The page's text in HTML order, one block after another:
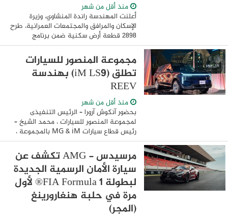
منذ أقل من شهر
أعلنت المهندسة راندة المنشاوي، وزيرة
الإسكان والمرافق والمجتمعات العمرانية، طرح
2898 قطعة أرض سكنية ضمن برنامج
“مسكن” بـ17 مدينة جديدة، وذلك من خلال
هيئة المجتمعات العمرانية الجديدة، في إطار
جهود ...
مجموعة المنصور للسيارات
تطلق (iM LS9) بهندسة
REEV
منذ أقل من شهر
بحضور آنكوش آرورا – الرئيس التنفيذى
لمجموعة المنصور للسيارات ، محمد الشيخ –
رئيس قطاع سيارات MG & iM بالمجموعة ،
محمد شيحا – رئيس قطاع التسويق بوكالة
MG& iM بالمجموعة ، وتشريف نخبة من ...
مرسيدس - AMG تكشف عن
سيارة الأمان الرسمية الجديدة
لبطولة FIA Formula 1® لأول
مرة في حلبة هنغارورينغ
(المجر)